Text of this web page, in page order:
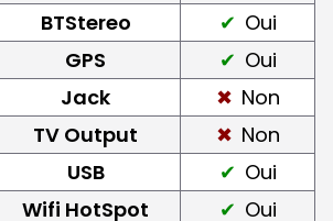
BTStereo
Oui
GPS
Oui
Jack
Non
TV Output
Non
USB
Oui
Wifi HotSpot Oui